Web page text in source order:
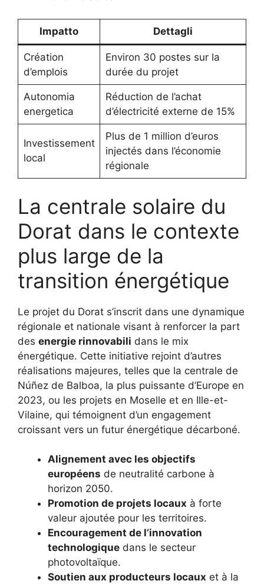
Impatto Dettagli
Création
d’emplois
Environ 30 postes sur la
durée du projet
Autonomia
energetica
Réduction de l’achat
d’électricité externe de 15%
Investissement
local
Plus de 1 million d’euros
injectés dans l’économie
régionale
La centrale solaire du
Dorat dans le contexte
plus large de la
transition énergétique
Le projet du Dorat s’inscrit dans une dynamique
régionale et nationale visant à renforcer la part
des energie rinnovabili dans le mix
énergétique. Cette initiative rejoint d’autres
réalisations majeures, telles que la centrale de
Núñez de Balboa, la plus puissante d’Europe en
2023, ou les projets en Moselle et en Ille-et-
Vilaine, qui témoignent d’un engagement
croissant vers un futur énergétique décarboné.
Alignement avec les objectifs
européens de neutralité carbone à
horizon 2050.
Promotion de projets locaux à forte
valeur ajoutée pour les territoires.
Encouragement de l’innovation
technologique dans le secteur
photovoltaïque.
Soutien aux producteurs locaux et à la